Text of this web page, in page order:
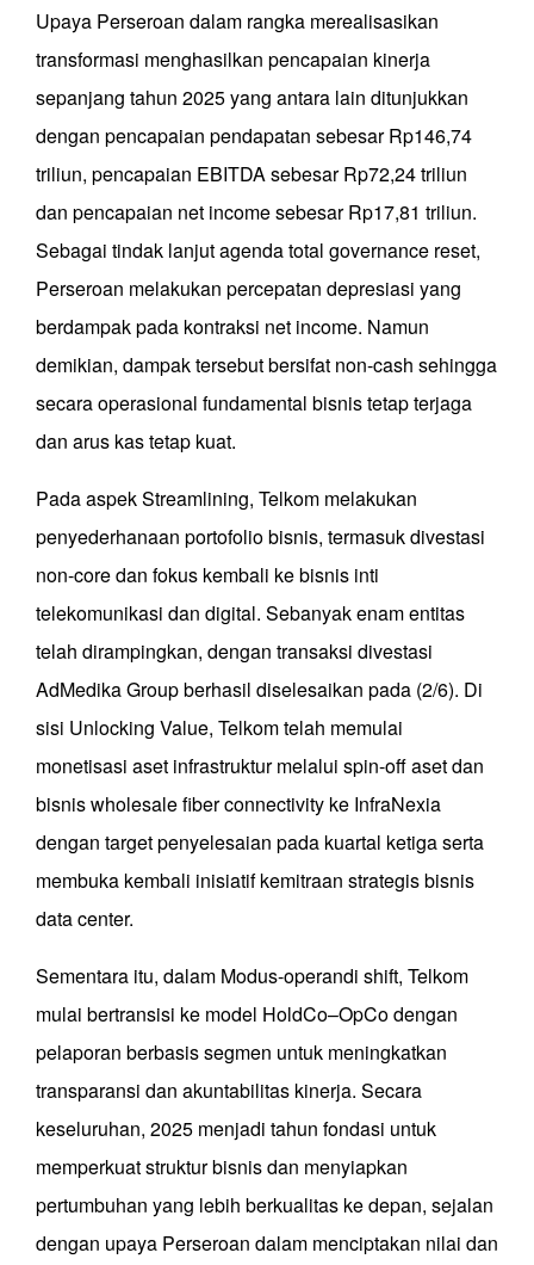
Upaya Perseroan dalam rangka merealisasikan
transformasi menghasilkan pencapaian kinerja
sepanjang tahun 2025 yang antara lain ditunjukkan
dengan pencapaian pendapatan sebesar Rp146,74
triliun, pencapaian EBITDA sebesar Rp72,24 triliun
dan pencapaian net income sebesar Rp17,81 triliun.
Sebagai tindak lanjut agenda total governance reset,
Perseroan melakukan percepatan depresiasi yang
berdampak pada kontraksi net income. Namun
demikian, dampak tersebut bersifat non-cash sehingga
secara operasional fundamental bisnis tetap terjaga
dan arus kas tetap kuat.
Pada aspek Streamlining, Telkom melakukan
penyederhanaan portofolio bisnis, termasuk divestasi
non-core dan fokus kembali ke bisnis inti
telekomunikasi dan digital. Sebanyak enam entitas
telah dirampingkan, dengan transaksi divestasi
AdMedika Group berhasil diselesaikan pada (2/6). Di
sisi Unlocking Value, Telkom telah memulai
monetisasi aset infrastruktur melalui spin-off aset dan
bisnis wholesale fiber connectivity ke InfraNexia
dengan target penyelesaian pada kuartal ketiga serta
membuka kembali inisiatif kemitraan strategis bisnis
data center.
Sementara itu, dalam Modus-operandi shift, Telkom
mulai bertransisi ke model HoldCo–OpCo dengan
pelaporan berbasis segmen untuk meningkatkan
transparansi dan akuntabilitas kinerja. Secara
keseluruhan, 2025 menjadi tahun fondasi untuk
memperkuat struktur bisnis dan menyiapkan
pertumbuhan yang lebih berkualitas ke depan, sejalan
dengan upaya Perseroan dalam menciptakan nilai dan